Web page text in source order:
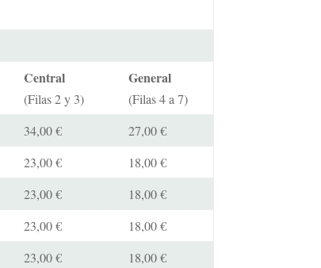
Central
(Filas 2 y 3)
General
(Filas 4 a 7)
34,00 € 27,00 €
23,00 € 18,00 €
23,00 € 18,00 €
23,00 € 18,00 €
23,00 € 18,00 €